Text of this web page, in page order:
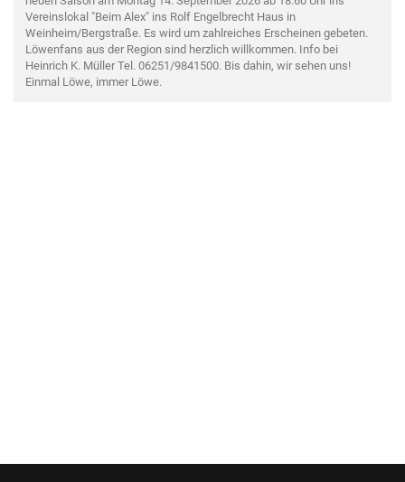
Vereinslokal "Beim Alex" ins Rolf Engelbrecht Haus in
Weinheim/Bergstraße. Es wird um zahlreiches Erscheinen gebeten.
Löwenfans aus der Region sind herzlich willkommen. Info bei
Heinrich K. Müller Tel. 06251/9841500. Bis dahin, wir sehen uns!
Einmal Löwe, immer Löwe.